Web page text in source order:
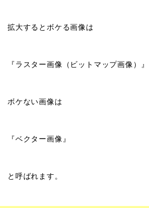
拡大するとボケる画像は
『ラスター画像（ビットマップ画像）』
ボケない画像は
『ベクター画像』
と呼ばれます。